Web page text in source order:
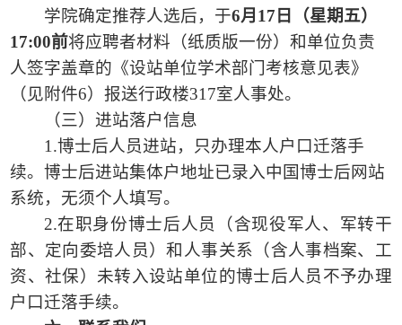
学院确定推荐人选后，于6月 17日（星期五）
17:00前将应聘者材料（纸质版一份）和单位负责
人签字盖章的《设站单位学术部门考核意见表》
（见附件6）报送行政楼317室人事处。
（三）进站落户信息
1.博士后人员进站，只办理本人户口迁落手
续。博士后进站集体户地址已录入中国博士后网站
系统，无须个人填写。
2.在职身份博士后人员（含现役军人、军转干
部、定向委培人员）和人事关系（含人事档案、工
资、社保）未转入设站单位的博士后人员不予办理
户口迁落手续。